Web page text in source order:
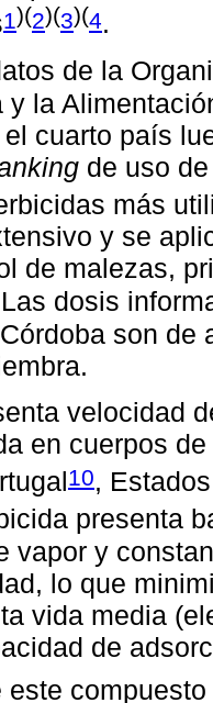
1)(2)(3)(4.
de la
y la
cuarto país
de uso
más
y se
de malezas,
dosis
son de
velocidad
en cuerpos
10,
presenta
vapor y
lo que
vida media
de